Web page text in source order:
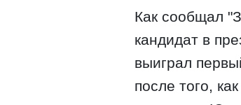
Как сообщал
кандидат в
выиграл
после того,